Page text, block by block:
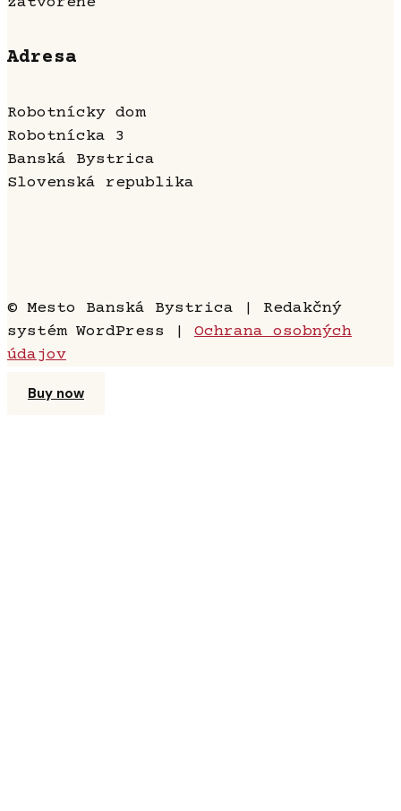
Adresa
Robotnícky dom
Robotnícka 3
Banská Bystrica
Slovenská republika
© Mesto Banská Bystrica | Redakčný
systém WordPress | Ochrana osobných
údajov
Buy now